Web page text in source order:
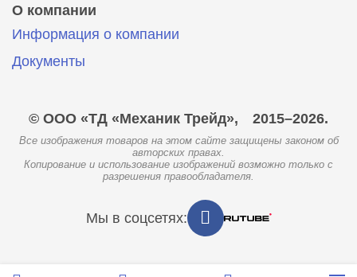
О компании
Информация о компании
Документы
© ООО «ТД «Механик Трейд», 2015–2026.
Все изображения товаров на этом сайте защищены законом об
авторских правах.
Копирование и использование изображений возможно только с
разрешения правообладателя.
Мы в соцсетях: